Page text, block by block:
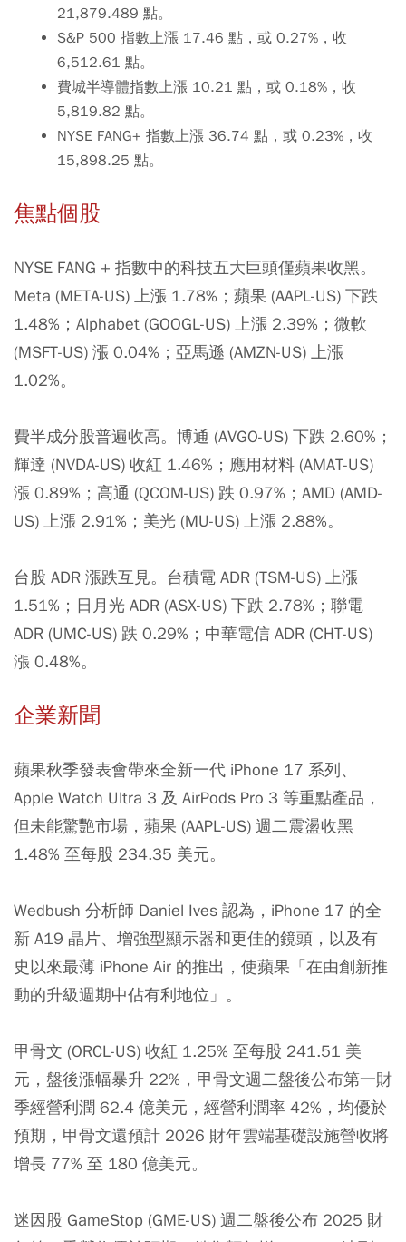
21,879.489 點。
S&P 500 指數上漲 17.46 點，或 0.27%，收
6,512.61 點。
費城半導體指數上漲 10.21 點，或 0.18%，收
5,819.82 點。
NYSE FANG+ 指數上漲 36.74 點，或 0.23%，收
15,898.25 點。
焦點個股
NYSE FANG + 指數中的科技五大巨頭僅蘋果收黑。
Meta (META-US) 上漲 1.78%；蘋果 (AAPL-US) 下跌
1.48%；Alphabet (GOOGL-US) 上漲 2.39%；微軟
(MSFT-US) 漲 0.04%；亞馬遜 (AMZN-US) 上漲
1.02%。
費半成分股普遍收高。博通 (AVGO-US) 下跌 2.60%；
輝達 (NVDA-US) 收紅 1.46%；應用材料 (AMAT-US)
漲 0.89%；高通 (QCOM-US) 跌 0.97%；AMD (AMD-
US) 上漲 2.91%；美光 (MU-US) 上漲 2.88%。
台股 ADR 漲跌互見。台積電 ADR (TSM-US) 上漲
1.51%；日月光 ADR (ASX-US) 下跌 2.78%；聯電
ADR (UMC-US) 跌 0.29%；中華電信 ADR (CHT-US)
漲 0.48%。
企業新聞
蘋果秋季發表會帶來全新一代 iPhone 17 系列、
Apple Watch Ultra 3 及 AirPods Pro 3 等重點產品，
但未能驚艷市場，蘋果 (AAPL-US) 週二震盪收黑
1.48% 至每股 234.35 美元。
Wedbush 分析師 Daniel Ives 認為，iPhone 17 的全
新 A19 晶片、增強型顯示器和更佳的鏡頭，以及有
史以來最薄 iPhone Air 的推出，使蘋果「在由創新推
動的升級週期中佔有利地位」。
甲骨文 (ORCL-US) 收紅 1.25% 至每股 241.51 美
元，盤後漲幅暴升 22%，甲骨文週二盤後公布第一財
季經營利潤 62.4 億美元，經營利潤率 42%，均優於
預期，甲骨文還預計 2026 財年雲端基礎設施營收將
增長 77% 至 180 億美元。
迷因股 GameStop (GME-US) 週二盤後公布 2025 財